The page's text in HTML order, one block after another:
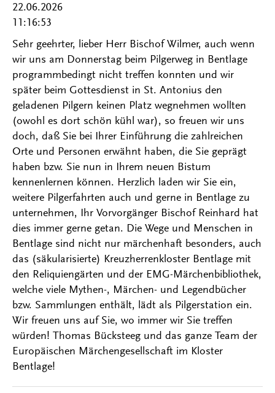
22.06.2026
11:16:53
Sehr geehrter, lieber Herr Bischof Wilmer, auch wenn
wir uns am Donnerstag beim Pilgerweg in Bentlage
programmbedingt nicht treffen konnten und wir
später beim Gottesdienst in St. Antonius den
geladenen Pilgern keinen Platz wegnehmen wollten
(owohl es dort schön kühl war), so freuen wir uns
doch, daß Sie bei Ihrer Einführung die zahlreichen
Orte und Personen erwähnt haben, die Sie geprägt
haben bzw. Sie nun in Ihrem neuen Bistum
kennenlernen können. Herzlich laden wir Sie ein,
weitere Pilgerfahrten auch und gerne in Bentlage zu
unternehmen, Ihr Vorvorgänger Bischof Reinhard hat
dies immer gerne getan. Die Wege und Menschen in
Bentlage sind nicht nur märchenhaft besonders, auch
das (säkularisierte) Kreuzherrenkloster Bentlage mit
den Reliquiengärten und der EMG-Märchenbibliothek,
welche viele Mythen-, Märchen- und Legendbücher
bzw. Sammlungen enthält, lädt als Pilgerstation ein.
Wir freuen uns auf Sie, wo immer wir Sie treffen
würden! Thomas Bücksteeg und das ganze Team der
Europäischen Märchengesellschaft im Kloster
Bentlage!